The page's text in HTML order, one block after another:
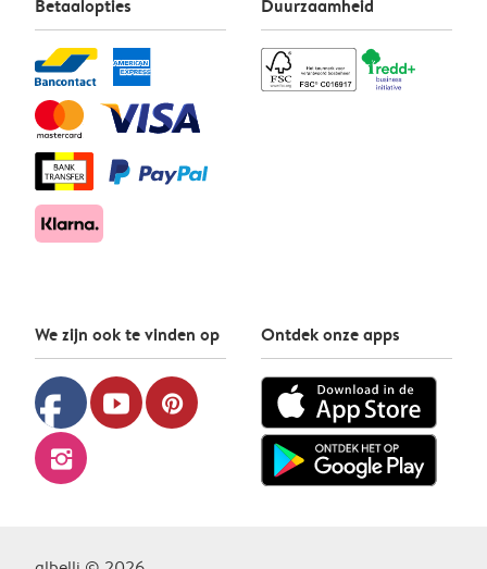
Betaalopties Duurzaamheid
We zijn ook te vinden op
facebook youtube pinterest
instagram
Ontdek onze apps